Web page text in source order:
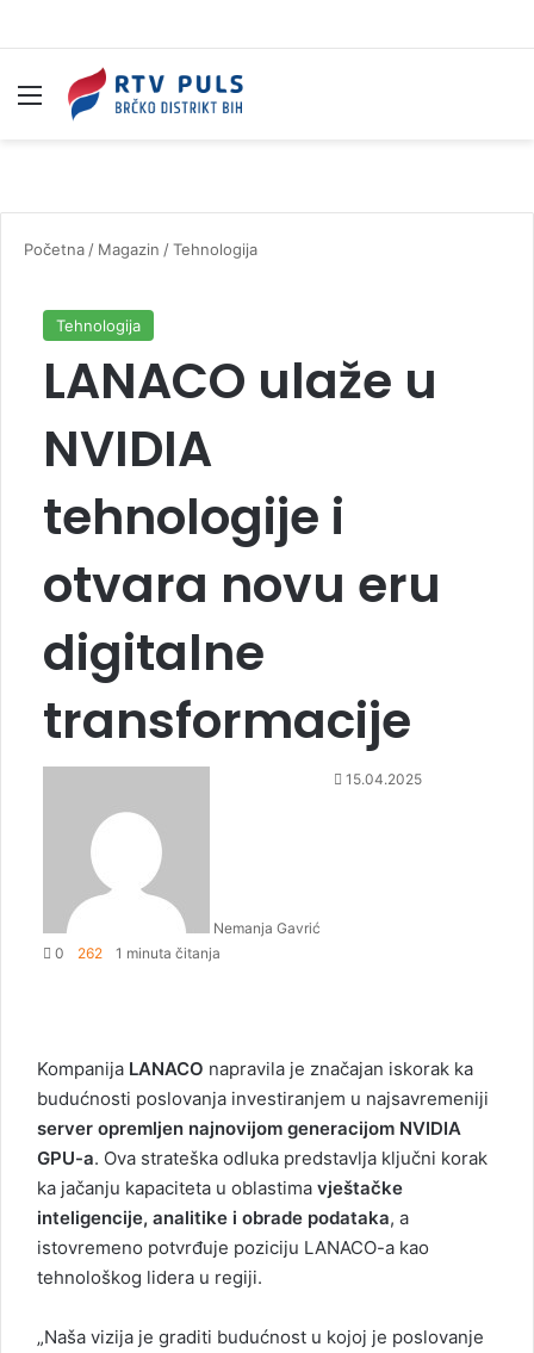
Izbornik
Početna / Magazin /Tehnologija
Tehnologija
LANACO ulaže u
NVIDIA
tehnologije i
otvara novu eru
digitalne
transformacije
Nemanja Gavrić
15.04.2025
0 262 1 minuta čitanja
Kompanija LANACO napravila je značajan iskorak ka
budućnosti poslovanja investiranjem u najsavremeniji
server opremljen najnovijom generacijom NVIDIA
GPU-a. Ova strateška odluka predstavlja ključni korak
ka jačanju kapaciteta u oblastima vještačke
inteligencije, analitike i obrade podataka, a
istovremeno potvrđuje poziciju LANACO-a kao
tehnološkog lidera u regiji.
„Naša vizija je graditi budućnost u kojoj je poslovanje